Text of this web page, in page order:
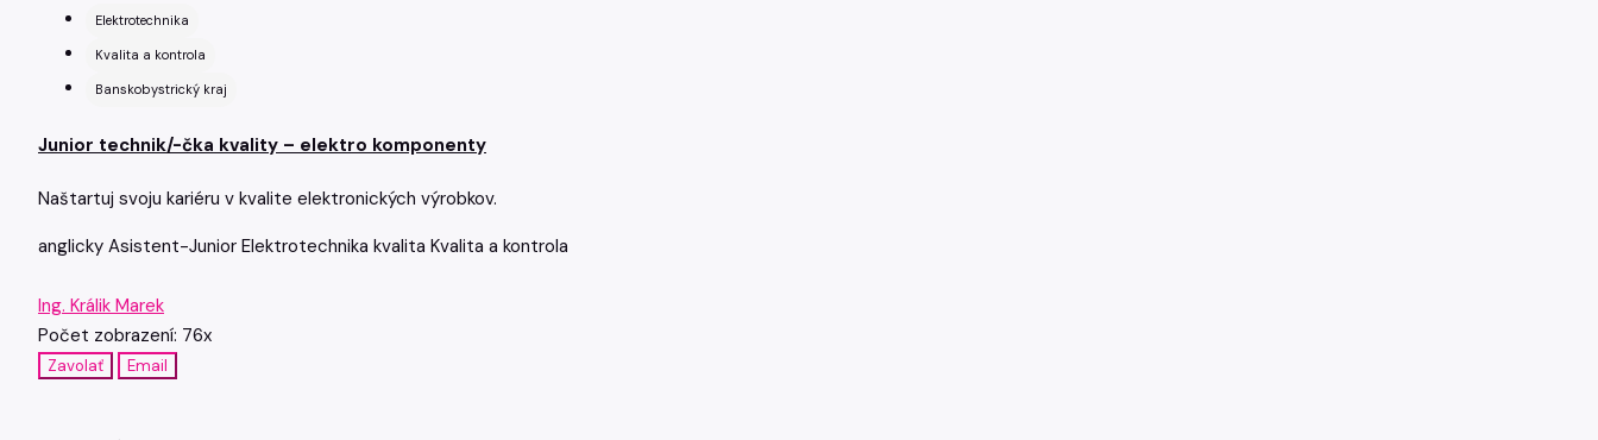
Elektrotechnika
Kvalita a kontrola
Banskobystrický kraj
Junior technik/-čka kvality – elektro komponenty
Naštartuj svoju kariéru v kvalite elektronických výrobkov.
anglicky Asistent-Junior Elektrotechnika kvalita Kvalita a kontrola
Ing. Králik Marek
Počet zobrazení: 76x
Zavolať Email